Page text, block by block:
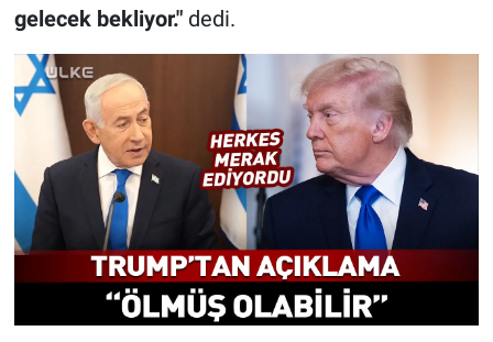
gelecek bekliyor."dedi.